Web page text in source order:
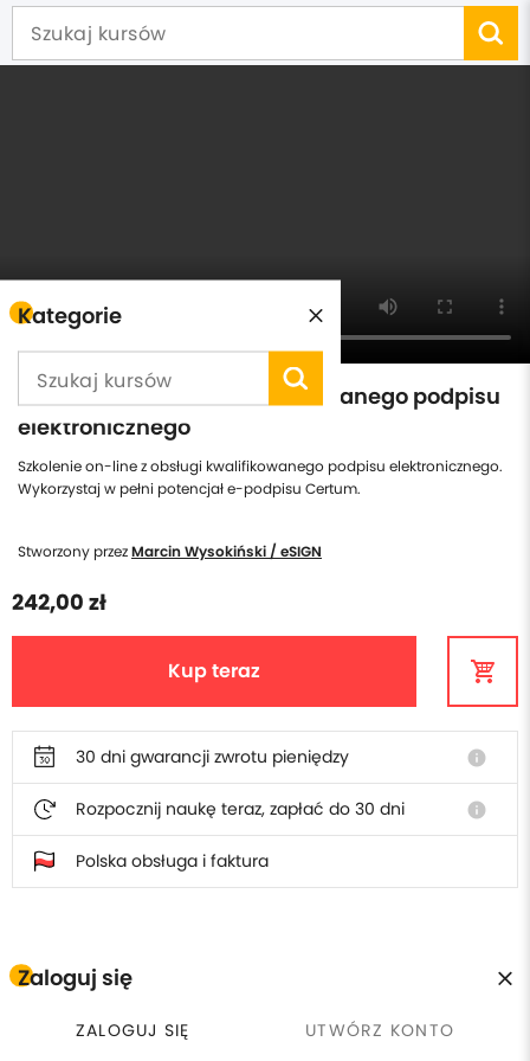
Kategorie
Zaloguj się
ZALOGUJ SIĘ UTWÓRZ KONTO
Kompleksowy kurs kwalifikowanego podpisu
elektronicznego
Szkolenie on-line z obsługi kwalifikowanego podpisu elektronicznego.
Wykorzystaj w pełni potencjał e-podpisu Certum.
Stworzony przezMarcin Wysokiński / eSIGN
242,00 zł
Kup teraz
30 dni gwarancji zwrotu pieniędzy info
Rozpocznij naukę teraz, zapłać do 30 dni info
Polska obsługa i faktura
W cenie szkolenia otrzymasz
Płacisz raz, wracasz kiedy
Certyfikat ukończenia